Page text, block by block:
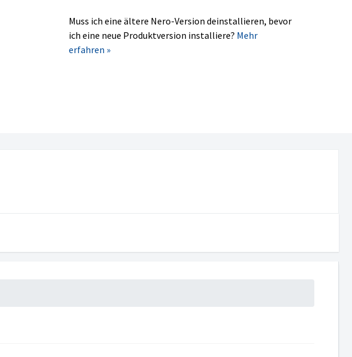
Muss ich eine ältere Nero-Version deinstallieren, bevor
ich eine neue Produktversion installiere? Mehr
erfahren »